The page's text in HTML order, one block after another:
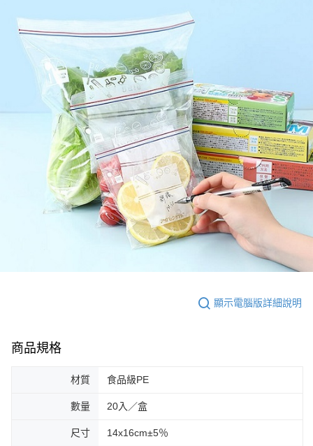
顯示電腦版詳細說明
商品規格
材質 食品級PE
數量 20入／盒
尺寸 14x16cm±5％